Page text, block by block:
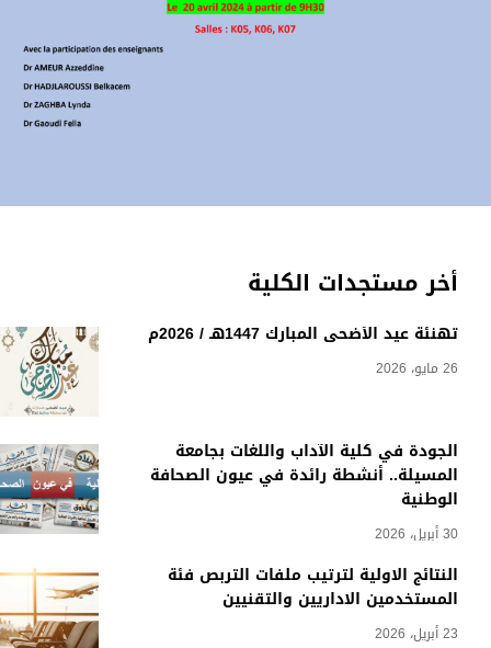
أخر مستجدات الكلية
تهنئة عيد الأضحى المبارك 1447هـ / 2026م
26 مايو، 2026
الجودة في كلية الآداب واللغات بجامعة
المسيلة.. أنشطة رائدة في عيون الصحافة
الوطنية
30 أبريل، 2026
النتائج الاولية لترتيب ملفات التربص فئة
المستخدمين الاداريين والتقنيين
23 أبريل، 2026